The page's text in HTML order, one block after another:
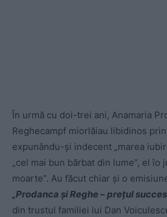
În urmă cu doi-trei ani, Anamaria
Reghecampf miorlăiau libidinos
expunându-și indecent „marea
„cel mai bun bărbat din lume”, el îo
moarte”. Au făcut chiar și o
„Prodanca și Reghe – prețul
din trustul familiei lui Dan